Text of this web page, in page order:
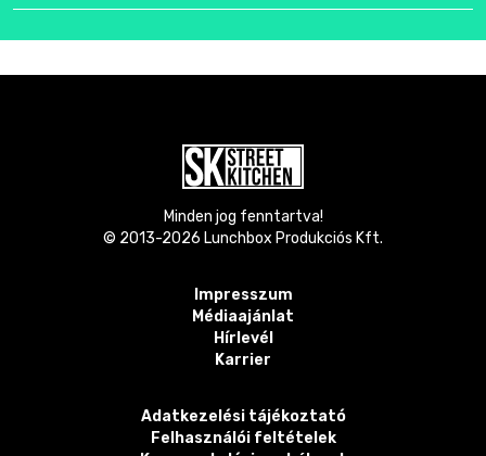
Minden jog fenntartva!
© 2013-2026 Lunchbox Produkciós Kft.
Impresszum
Médiaajánlat
Hírlevél
Karrier
Adatkezelési tájékoztató
Felhasználói feltételek